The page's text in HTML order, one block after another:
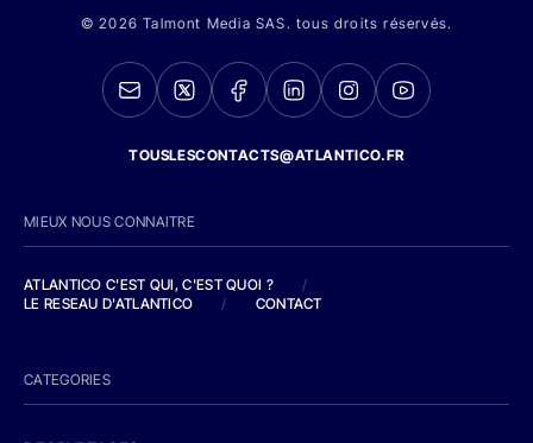
© 2026 Talmont Media SAS. tous droits réservés.
TOUSLESCONTACTS@ATLANTICO.FR
MIEUX NOUS CONNAITRE
ATLANTICO C'EST QUI, C'EST QUOI ?
/
LE RESEAU D'ATLANTICO
/ CONTACT
CATEGORIES